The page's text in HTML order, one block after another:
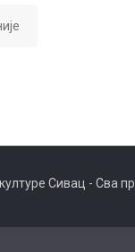
Сивац - Сва